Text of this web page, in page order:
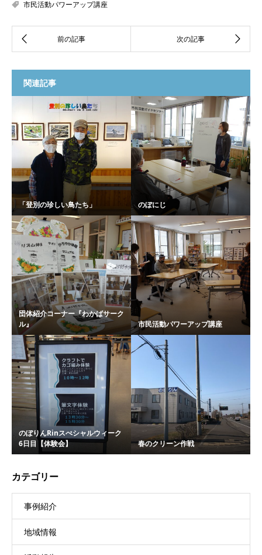
市民活動パワーアップ講座
関連記事
「登別の珍しい鳥たち」 のぼにじ
団体紹介コーナー『わかばサーク
ル』
市民活動パワーアップ講座
のぼりんRinスぺシャルウィーク
6日目【体験会】
春のクリーン作戦
カテゴリー
事例紹介
地域情報